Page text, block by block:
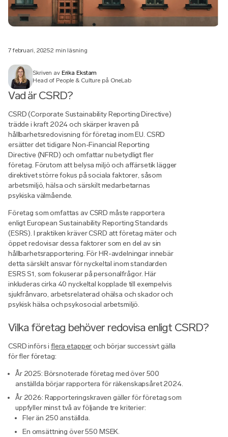
7 februari, 20252 min läsning
Skriven av Erika Ekstam
Head of People & Culture på OneLab
Vad är CSRD?
CSRD (Corporate Sustainability Reporting Directive)
trädde i kraft 2024 och skärper kraven på
hållbarhetsredovisning för företag inom EU. CSRD
ersätter det tidigare Non-Financial Reporting
Directive (NFRD) och omfattar nu betydligt fler
företag. Förutom att belysa miljö och affärsetik lägger
direktivet större fokus på sociala faktorer, såsom
arbetsmiljö, hälsa och särskilt medarbetarnas
psykiska välmående.
Företag som omfattas av CSRD måste rapportera
enligt European Sustainability Reporting Standards
(ESRS). I praktiken kräver CSRD att företag mäter och
öppet redovisar dessa faktorer som en del av sin
hållbarhetsrapportering. För HR-avdelningar innebär
detta särskilt ansvar för nyckeltal inom standarden
ESRS S1, som fokuserar på personalfrågor. Här
inkluderas cirka 40 nyckeltal kopplade till exempelvis
sjukfrånvaro, arbetsrelaterad ohälsa och skador och
psykisk hälsa och psykosocial arbetsmiljö.
Vilka företag behöver redovisa enligt CSRD?
CSRD införs iflera etapperoch börjar successivt gälla
för fler företag:
År 2025: Börsnoterade företag med över 500
anställda börjar rapportera för räkenskapsåret 2024.
År 2026: Rapporteringskraven gäller för företag som
uppfyller minst två av följande tre kriterier:
Fler än 250 anställda.
En omsättning över 550 MSEK.